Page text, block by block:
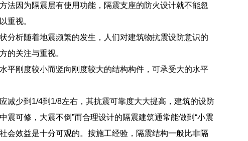
法因为隔震层有使用功能，隔震支座的防火设计就不能忽
重视。
分析随着地震频繁的发生，人们对建筑物抗震设防意识的
的关注与重视。
平刚度较小而竖向刚度较大的结构构件，可承受大的水平
减少到1/4到1/8左右，其抗震可靠度大大提高，建筑的设防
可修，大震不倒”而合理设计的隔震建筑通常能做到“小震
会效益是十分可观的。按施工经验，隔震结构一般比非隔